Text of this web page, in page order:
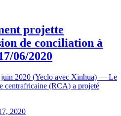
projette
de conciliation à
06/2020
2020 (Yeclo avec Xinhua) — Le
centrafricaine (RCA) a projeté
2020